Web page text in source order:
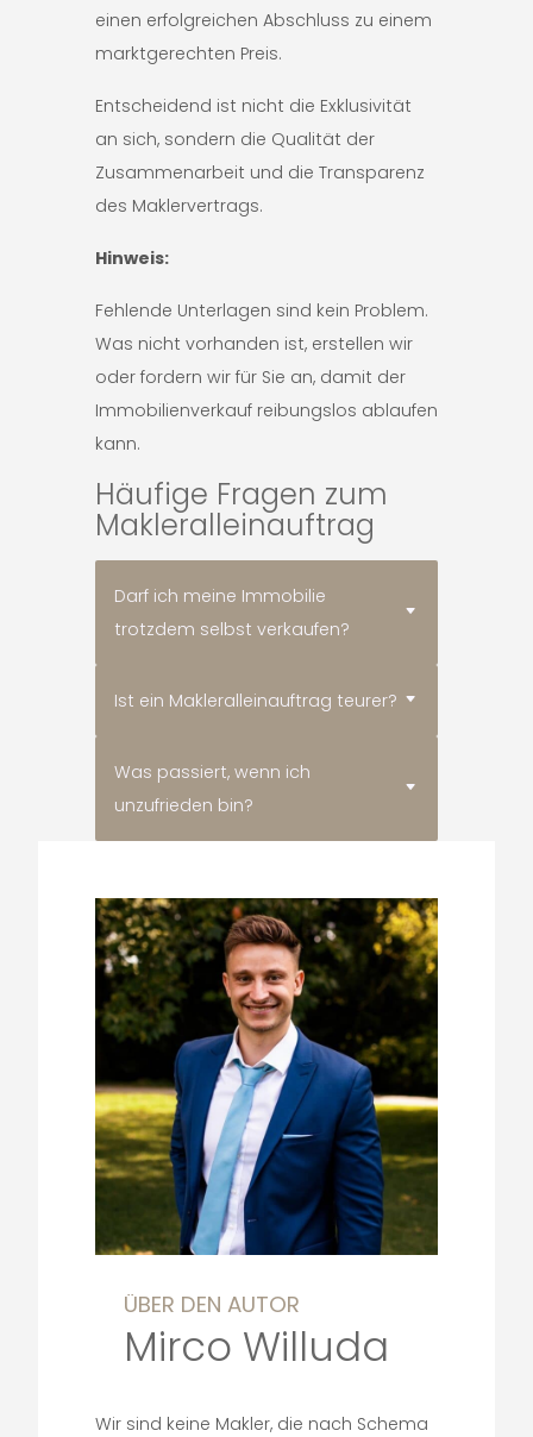
einen erfolgreichen Abschluss zu einem
marktgerechten Preis.
Entscheidend ist nicht die Exklusivität
an sich, sondern die Qualität der
Zusammenarbeit und die Transparenz
des Maklervertrags.
Hinweis:
Fehlende Unterlagen sind kein Problem.
Was nicht vorhanden ist, erstellen wir
oder fordern wir für Sie an, damit der
Immobilienverkauf reibungslos ablaufen
kann.
Häufige Fragen zum
Makleralleinauftrag
Darf ich meine Immobilie
trotzdem selbst verkaufen?
Ist ein Makleralleinauftrag teurer?
Was passiert, wenn ich
unzufrieden bin?
ÜBER DEN AUTOR
Mirco Willuda
Wir sind keine Makler, die nach Schema